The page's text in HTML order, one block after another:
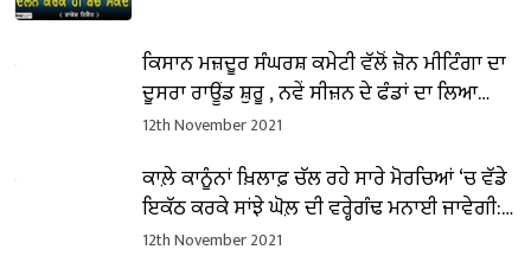
ਕਿਸਾਨ ਮਜ਼ਦੂਰ ਸੰਘਰਸ਼ ਕਮੇਟੀ ਵੱਲੋਂ ਜ਼ੋਨ ਮੀਟਿੰਗਾ ਦਾ
ਦੂਸਰਾ ਰਾਊਂਡ ਸ਼ੁਰੂ , ਨਵੇਂ ਸੀਜ਼ਨ ਦੇ ਫੰਡਾਂ ਦਾ ਲਿਆ
ਵੇਰਵਾ
12th November 2021
ਕਾਲ਼ੇ ਕਾਨੂੰਨਾਂ ਖ਼ਿਲਾਫ਼ ਚੱਲ ਰਹੇ ਸਾਰੇ ਮੋਰਚਿਆਂ ‘ਚ ਵੱਡੇ
ਇਕੱਠ ਕਰਕੇ ਸਾਂਝੇ ਘੋਲ਼ ਦੀ ਵਰ੍ਹੇਗੰਢ ਮਨਾਈ ਜਾਵੇਗੀ:
ਉਗਰਾਹਾਂ
12th November 2021